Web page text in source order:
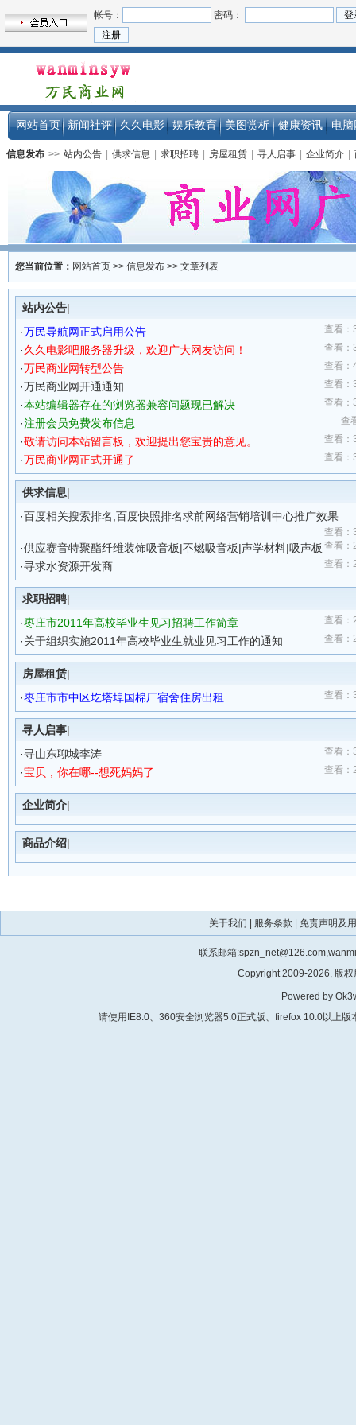
帐号： 密码：
网站首页 新闻社评 久久电影 娱乐教育 美图赏析 健康资讯 电脑
信息发布 >> 站内公告 供求信息 求职招聘 房屋租赁 寻人启事 企业简介
您当前位置： 网站首页 >> 信息发布 >> 文章列表
站内公告|
·万民导航网正式启用公告 查看：
·久久电影吧服务器升级，欢迎广大网友访问！ 查看：
·万民商业网转型公告 查看：
·万民商业网开通通知 查看：
·本站编辑器存在的浏览器兼容问题现已解决 查看：
·注册会员免费发布信息 查
·敬请访问本站留言板，欢迎提出您宝贵的意见。 查看：
·万民商业网正式开通了 查看：
供求信息|
·百度相关搜索排名,百度快照排名求前网络营销培训中心推广效果
查看：
·供应赛音特聚酯纤维装饰吸音板|不燃吸音板|声学材料|吸声板 查看：
·寻求水资源开发商 查看：
求职招聘|
·枣庄市2011年高校毕业生见习招聘工作简章 查看：
·关于组织实施2011年高校毕业生就业见习工作的通知 查看：
房屋租赁|
·枣庄市市中区圪塔埠国棉厂宿舍住房出租 查看：
寻人启事|
·寻山东聊城李涛 查看：
·宝贝，你在哪--想死妈妈了 查看：
企业简介|
商品介绍|
关于我们 服务条款 免责声明及
联系邮箱
Copyright 2009-2026, 版
Powered by
请使用IE8.0、360安全浏览器5.0正式版、firefox 10.0以上